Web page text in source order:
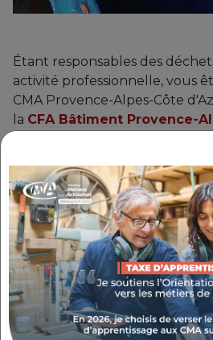
Étant responsables des
activité professionnelle, vous
CMA Provence-Alpes-Côte
la CFA Bâtiment Provence-
dangereux chez l’un de nos
La gestion des déchets
opérations visant à diminuer
collecter, valoriser et traiter
conditions propres à éviter des
En déposant vos déchets,
justificatif d’élimination ainsi